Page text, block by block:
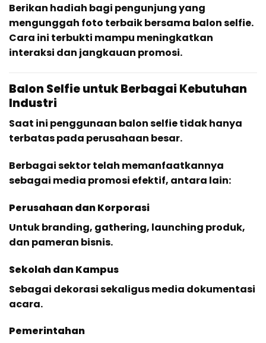
Berikan hadiah bagi pengunjung yang
mengunggah foto terbaik bersama balon selfie.
Cara ini terbukti mampu meningkatkan
interaksi dan jangkauan promosi.
Balon Selfie untuk Berbagai Kebutuhan
Industri
Saat ini penggunaan balon selfie tidak hanya
terbatas pada perusahaan besar.
Berbagai sektor telah memanfaatkannya
sebagai media promosi efektif, antara lain:
Perusahaan dan Korporasi
Untuk branding, gathering, launching produk,
dan pameran bisnis.
Sekolah dan Kampus
Sebagai dekorasi sekaligus media dokumentasi
acara.
Pemerintahan